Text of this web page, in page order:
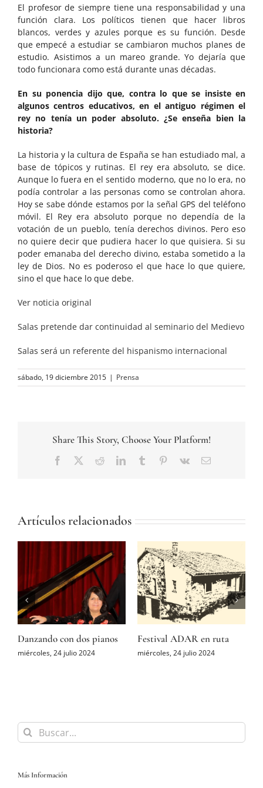
El profesor de siempre tiene una responsabilidad y una
función clara. Los políticos tienen que hacer libros
blancos, verdes y azules porque es su función. Desde
que empecé a estudiar se cambiaron muchos planes de
estudio. Asistimos a un mareo grande. Yo dejaría que
todo funcionara como está durante unas décadas.
En su ponencia dijo que, contra lo que se insiste en
algunos centros educativos, en el antiguo régimen el
rey no tenía un poder absoluto. ¿Se enseña bien la
historia?
La historia y la cultura de España se han estudiado mal, a
base de tópicos y rutinas. El rey era absoluto, se dice.
Aunque lo fuera en el sentido moderno, que no lo era, no
podía controlar a las personas como se controlan ahora.
Hoy se sabe dónde estamos por la señal GPS del teléfono
móvil. El Rey era absoluto porque no dependía de la
votación de un pueblo, tenía derechos divinos. Pero eso
no quiere decir que pudiera hacer lo que quisiera. Si su
poder emanaba del derecho divino, estaba sometido a la
ley de Dios. No es poderoso el que hace lo que quiere,
sino el que hace lo que debe.
Ver noticia original
Salas pretende dar continuidad al seminario del Medievo
Salas será un referente del hispanismo internacional
sábado, 19 diciembre 2015 | Prensa
Share This Story, Choose Your Platform!
Facebook
TwitterRedditLinkedInTumblr Pinterest
Vk
Correo
Artículos relacionados
Danzando con dos pianos
miércoles, 24 julio 2024
Festival ADAR en ruta
miércoles, 24 julio 2024
Buscar:
Más Información